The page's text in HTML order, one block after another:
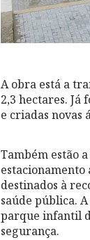
A obra está a
2,3 hectares. Já
e criadas novas
Também estão
destinados à
saúde pública.
parque infantil
segurança.